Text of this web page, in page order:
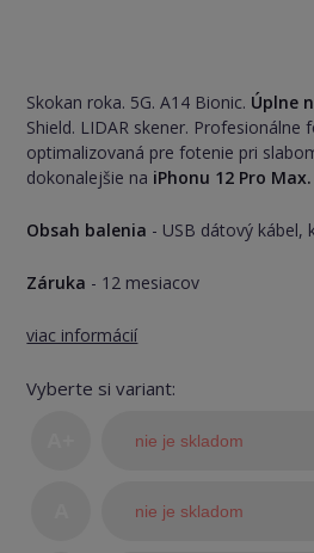
Skokan roka. 5G. A14 Bionic. Úplne
Shield. LIDAR skener. Profesionálne
optimalizovaná pre fotenie pri
dokonalejšie na iPhonu 12 Pro Max.
Obsah balenia - USB dátový kábel,
Záruka - 12 mesiacov
viac informácií
Vyberte si variant:
nie je skladom
nie je skladom